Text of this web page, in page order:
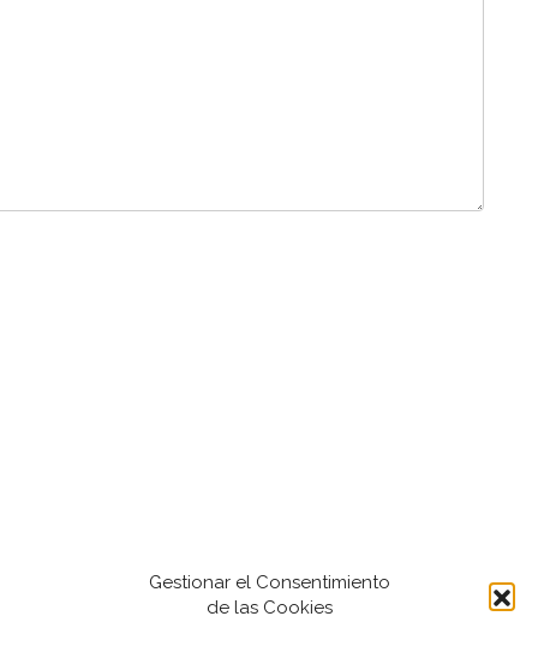
Gestionar el Consentimiento
de las Cookies